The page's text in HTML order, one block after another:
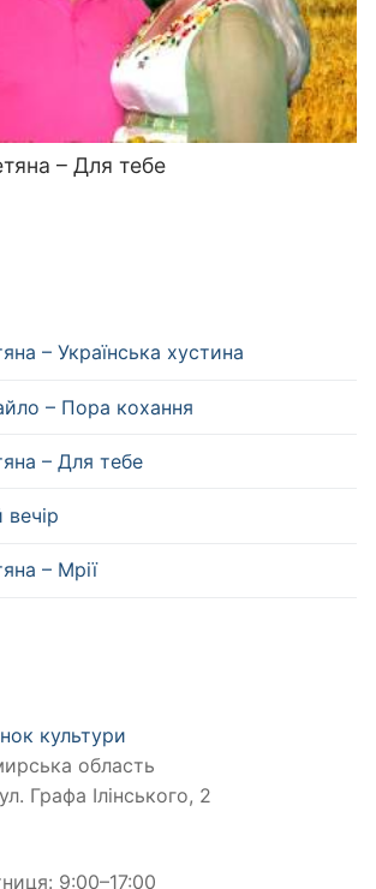
– Для тебе
– Українська хустина
– Пора кохання
– Для тебе
– Мрії
культури
область
Графа Ілінського, 2
9:00–17:00